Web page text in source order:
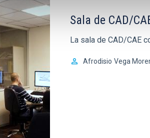
Sala de CAD/
La sala de CAD/CAE
Afrodisio Vega